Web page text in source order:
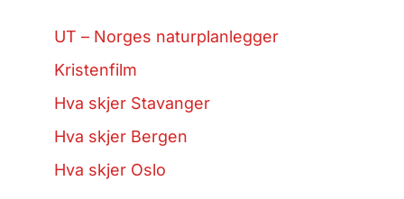
UT – Norges naturplanlegger
Kristenfilm
Hva skjer Stavanger
Hva skjer Bergen
Hva skjer Oslo